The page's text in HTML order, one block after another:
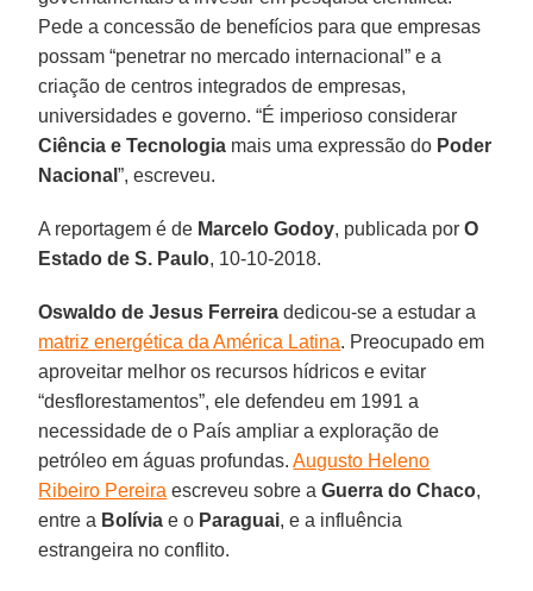
Pede a concessão de benefícios para que empresas
possam “penetrar no mercado internacional” e a
criação de centros integrados de empresas,
universidades e governo. “É imperioso considerar
Ciência e Tecnologia mais uma expressão do Poder
Nacional”, escreveu.
A reportagem é de Marcelo Godoy, publicada porO
Estado de S. Paulo, 10-10-2018.
Oswaldo de Jesus Ferreira dedicou-se a estudar a
matriz energética da América Latina. Preocupado em
aproveitar melhor os recursos hídricos e evitar
“desflorestamentos”, ele defendeu em 1991 a
necessidade de o País ampliar a exploração de
petróleo em águas profundas.Augusto Heleno
Ribeiro Pereira escreveu sobre aGuerra do Chaco,
entre a Bolívia e o Paraguai, e a influência
estrangeira no conflito.